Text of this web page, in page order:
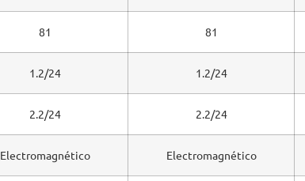
81 81
1.2/24 1.2/24
2.2/24 2.2/24
Electromagnético Electromagnético